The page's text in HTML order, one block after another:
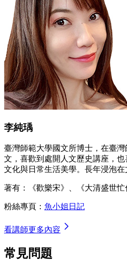
李純瑀
臺灣師範大學國文所博士，在臺
文，喜歡到處開人文歷史講座，
文化與日常生活美學。長年浸泡在
著有：《歡樂宋》、《大清盛世忙
粉絲專頁： 魚小姐日記
看講師更多內容
常見問題